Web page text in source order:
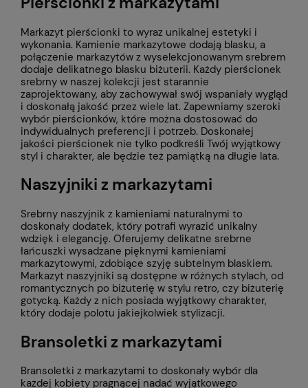
Markazyt pierścionki to wyraz unikalnej estetyki i
wykonania. Kamienie markazytowe dodają blasku, a
połączenie markazytów z wyselekcjonowanym srebrem
dodaje delikatnego blasku biżuterii. Każdy pierścionek
srebrny w naszej kolekcji jest starannie
zaprojektowany, aby zachowywał swój wspaniały wygląd
i doskonałą jakość przez wiele lat. Zapewniamy szeroki
wybór pierścionków, które można dostosować do
indywidualnych preferencji i potrzeb. Doskonałej
jakości pierścionek nie tylko podkreśli Twój wyjątkowy
styl i charakter, ale będzie też pamiątką na długie lata.
Naszyjniki z markazytami
Srebrny naszyjnik z kamieniami naturalnymi to
doskonały dodatek, który potrafi wyrazić unikalny
wdzięk i elegancję. Oferujemy delikatne srebrne
łańcuszki wysadzane pięknymi kamieniami
markazytowymi, zdobiące szyję subtelnym blaskiem.
Markazyt naszyjniki są dostępne w różnych stylach, od
romantycznych po biżuterię w stylu retro, czy biżuterię
gotycką. Każdy z nich posiada wyjątkowy charakter,
który dodaje polotu jakiejkolwiek stylizacji.
Bransoletki z markazytami
Bransoletki z markazytami to doskonały wybór dla
każdej kobiety pragnącej nadać wyjątkowego